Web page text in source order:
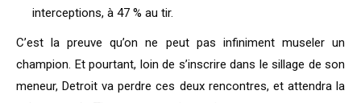
interceptions, à 47 % au tir.
C’est la preuve qu’on ne peut pas infiniment museler un
champion. Et pourtant, loin de s’inscrire dans le sillage de son
meneur, Detroit va perdre ces deux rencontres, et attendra la